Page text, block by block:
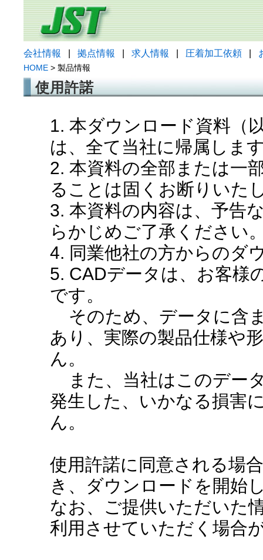
会社情報 拠点情報 求人情報 圧着加工依頼
HOME > 製品情報
使用許諾
1. 本ダウンロード資料（
は、全て当社に帰属しま
2. 本資料の全部または一
ることは固くお断りいた
3. 本資料の内容は、予告
らかじめご了承ください
4. 同業他社の方からのダ
5. CADデータは、お客様
です。
そのため、データに含
あり、実際の製品仕様や
ん。
また、当社はこのデー
発生した、いかなる損害
ん。
使用許諾に同意される場
き、ダウンロードを開始
なお、ご提供いただいた
利用させていただく場合